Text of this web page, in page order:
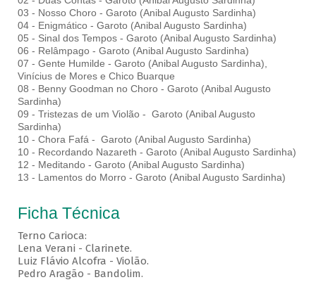
03 - Nosso Choro - Garoto (Anibal Augusto Sardinha)
04 - Enigmático - Garoto (Anibal Augusto Sardinha)
05 - Sinal dos Tempos - Garoto (Anibal Augusto Sardinha)
06 - Relâmpago - Garoto (Anibal Augusto Sardinha)
07 - Gente Humilde - Garoto (Anibal Augusto Sardinha),
Vinícius de Mores e Chico Buarque
08 - Benny Goodman no Choro - Garoto (Anibal Augusto
Sardinha)
09 - Tristezas de um Violão - Garoto (Anibal Augusto
Sardinha)
10 - Chora Fafá - Garoto (Anibal Augusto Sardinha)
10 - Recordando Nazareth - Garoto (Anibal Augusto Sardinha)
12 - Meditando - Garoto (Anibal Augusto Sardinha)
13 - Lamentos do Morro - Garoto (Anibal Augusto Sardinha)
Ficha Técnica
Terno Carioca:
Lena Verani - Clarinete.
Luiz Flávio Alcofra - Violão.
Pedro Aragão - Bandolim.